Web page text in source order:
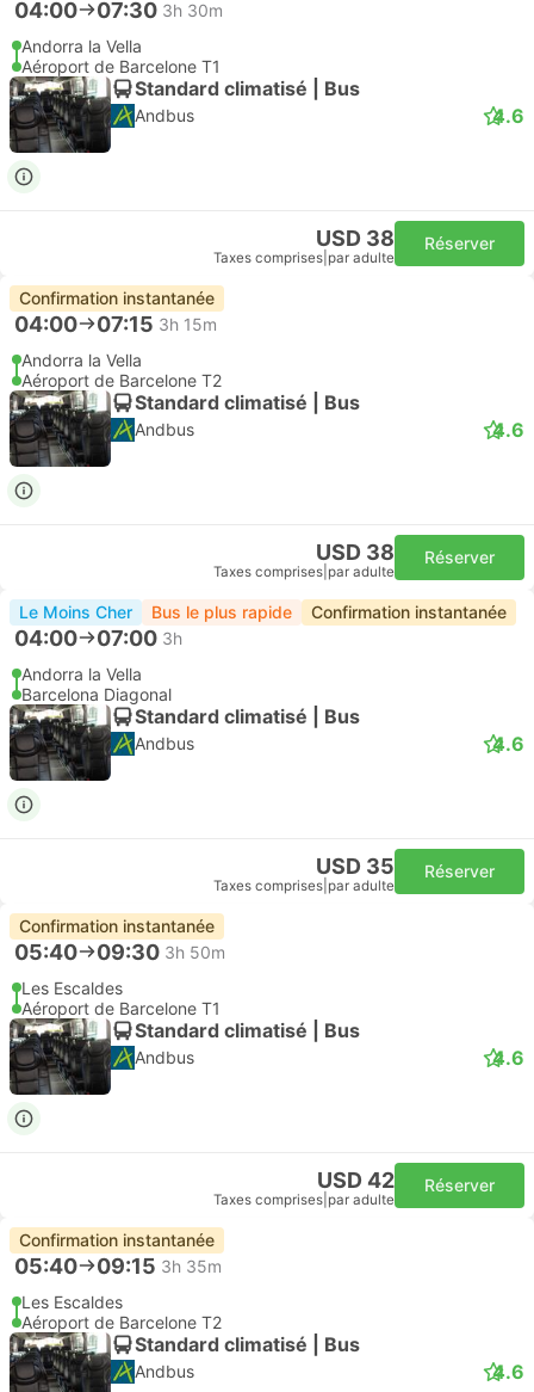
04:00 07:30 3h 30m
Andorra la Vella
Aéroport de Barcelone T1
Standard climatisé | Bus
Andbus 4.6
USD 38
Taxes comprises par adulte
Réserver
Confirmation instantanée
04:00 07:15 3h 15m
Andorra la Vella
Aéroport de Barcelone T2
Standard climatisé | Bus
Andbus 4.6
USD 38
Taxes comprises par adulte
Réserver
Le Moins Cher Bus le plus rapide Confirmation instantanée
04:00 07:00 3h
Andorra la Vella
Barcelona Diagonal
Standard climatisé | Bus
Andbus 4.6
USD 35
Taxes comprises par adulte
Réserver
Confirmation instantanée
05:40 09:30 3h 50m
Les Escaldes
Aéroport de Barcelone T1
Standard climatisé | Bus
Andbus 4.6
USD 42
Taxes comprises par adulte
Réserver
Confirmation instantanée
05:40 09:15 3h 35m
Les Escaldes
Aéroport de Barcelone T2
Standard climatisé | Bus
Andbus 4.6